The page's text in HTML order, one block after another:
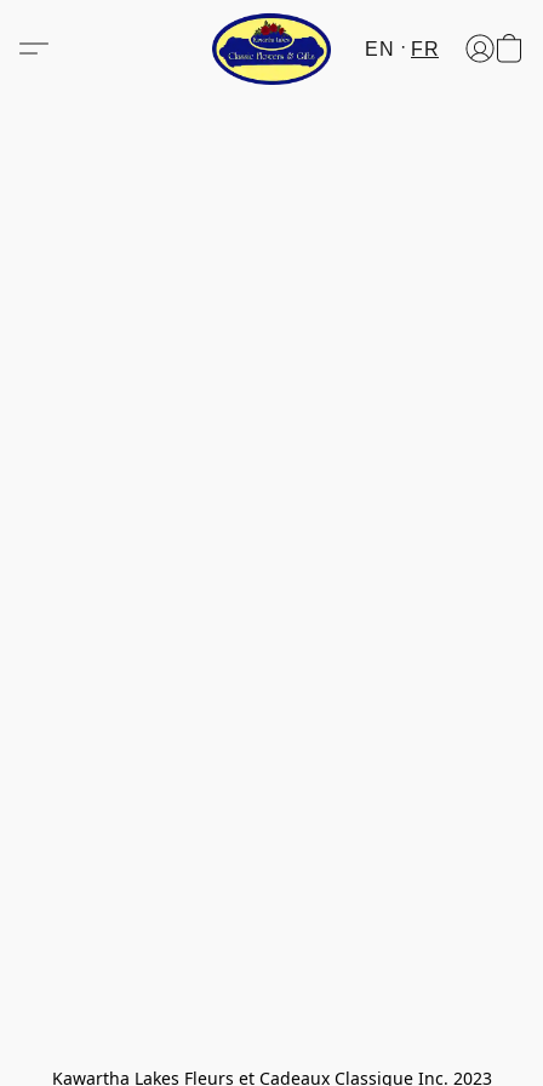
EN FR
Kawartha Lakes Fleurs et Cadeaux Classique Inc. 2023